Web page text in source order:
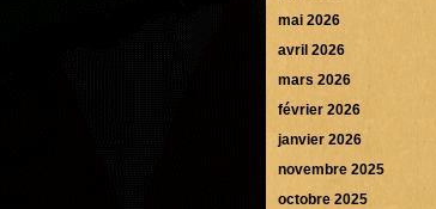
mai 2026
avril 2026
mars 2026
février 2026
janvier 2026
novembre 2025
octobre 2025